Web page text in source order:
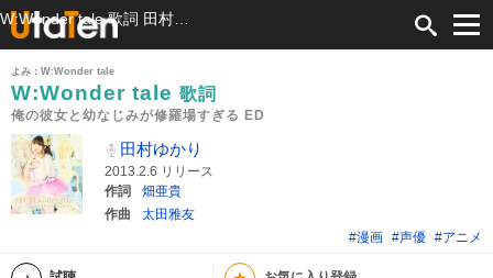
よみ：W:Wonder tale
W:Wonder tale 歌詞
俺の彼女と幼なじみが修羅場すぎる ED
田村ゆかり
2013.2.6 リリース
作詞
畑亜貴
作曲
太田雅友
#漫画 #声優 #アニメ